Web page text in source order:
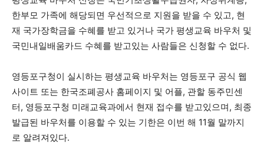
한부모 가족에 해당되면 우선적으로 지원을 받을 수 있고, 현
재 국가장학금을 수혜를 받고 있거나 국가 평생교육 바우처 및
국민내일배움카드 수혜를 받고있는 사람들은 신청할 수 없다.
영등포구청이 실시하는 평생교육 바우처는 영등포구 공식 웹
사이트 또는 한국조폐공사 홈페이지 및 어플, 관할 동주민센
터, 영등포구청 미래교육과에서 현재 접수를 받고있으며, 최종
발급된 바우처를 이용할 수 있는 기한은 이번 해 11월 말까지
로 알려져있다.